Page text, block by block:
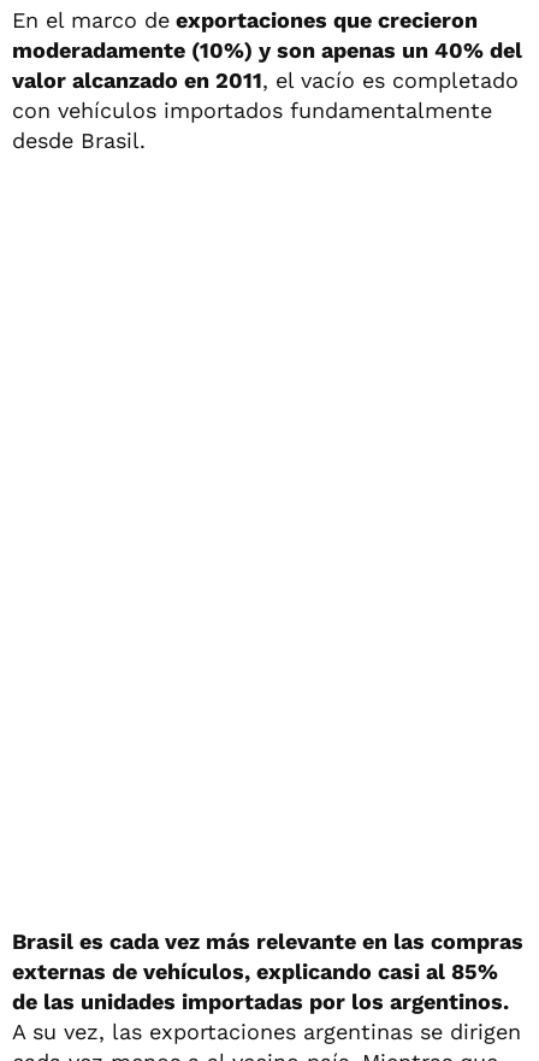
En el marco de exportaciones que crecieron
moderadamente (10%) y son apenas un 40% del
valor alcanzado en 2011, el vacío es completado
con vehículos importados fundamentalmente
desde Brasil.
Brasil es cada vez más relevante en las compras
externas de vehículos, explicando casi al 85%
de las unidades importadas por los argentinos.
A su vez, las exportaciones argentinas se dirigen